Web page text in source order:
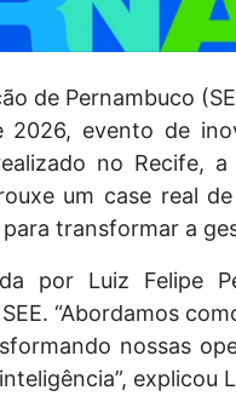
de Pernambuco
2026, evento de
no Recife,
um case real
transformar a
por Luiz Felipe
“Abordamos
nossas
explicou